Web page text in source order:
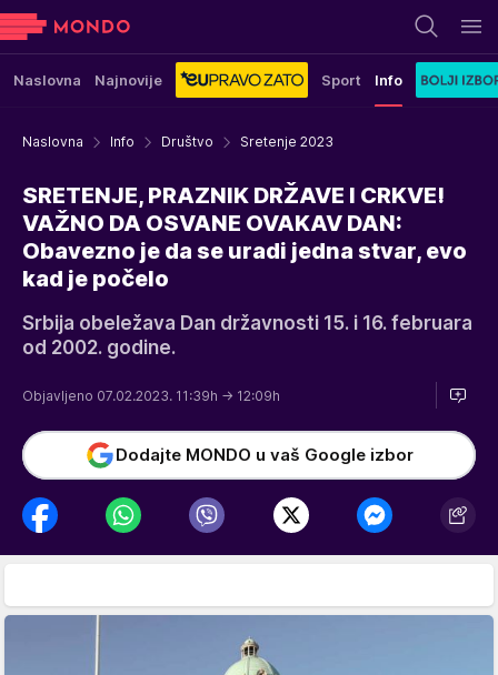
Naslovna Najnovije Sport Info
Naslovna Info Društvo Sretenje 2023
SRETENJE, PRAZNIK DRŽAVE I CRKVE!
VAŽNO DA OSVANE OVAKAV DAN:
Obavezno je da se uradi jedna stvar, evo
kad je počelo
Srbija obeležava Dan državnosti 15. i 16. februara
od 2002. godine.
Objavljeno 07.02.2023. 11:39h → 12:09h
Dodajte MONDO u vaš Google izbor